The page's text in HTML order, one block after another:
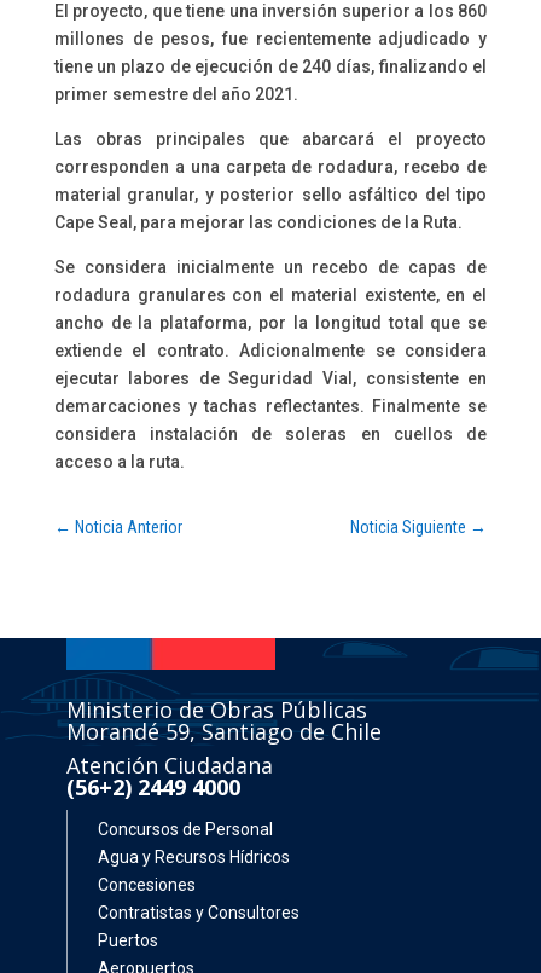
El proyecto, que tiene una inversión superior a los 860
millones de pesos, fue recientemente adjudicado y
tiene un plazo de ejecución de 240 días, finalizando el
primer semestre del año 2021.
Las obras principales que abarcará el proyecto
corresponden a una carpeta de rodadura, recebo de
material granular, y posterior sello asfáltico del tipo
Cape Seal, para mejorar las condiciones de la Ruta.
Se considera inicialmente un recebo de capas de
rodadura granulares con el material existente, en el
ancho de la plataforma, por la longitud total que se
extiende el contrato. Adicionalmente se considera
ejecutar labores de Seguridad Vial, consistente en
demarcaciones y tachas reflectantes. Finalmente se
considera instalación de soleras en cuellos de
acceso a la ruta.
← Noticia Anterior Noticia Siguiente →
Ministerio de Obras Públicas
Morandé 59, Santiago de Chile
Atención Ciudadana
(56+2) 2449 4000
Concursos de Personal
Agua y Recursos Hídricos
Concesiones
Contratistas y Consultores
Puertos
Aeropuertos